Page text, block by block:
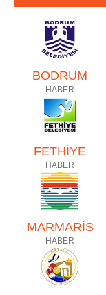
BODRUM
HABER
FETHİYE
HABER
MARMARİS
HABER